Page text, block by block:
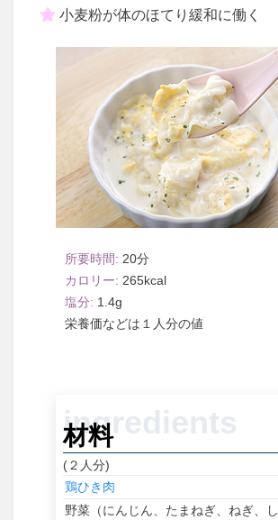
小麦粉が体のほてり緩和に働く
20
265
1.4
１人分
材料
(２人分)
鶏ひき肉
野菜（にんじん、たまねぎ、ねぎ、